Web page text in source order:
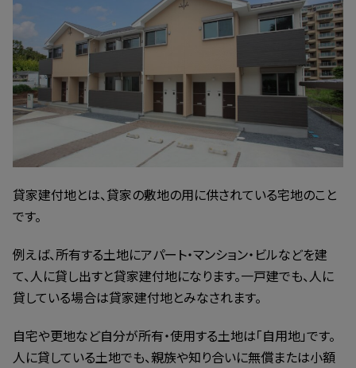
貸家建付地とは、貸家の敷地の用に供されている宅地のこと
です。
例えば、所有する土地にアパート・マンション・ビルなどを建
て、人に貸し出すと貸家建付地になります。一戸建でも、人に
貸している場合は貸家建付地とみなされます。
自宅や更地など自分が所有・使用する土地は「自用地」です。
人に貸している土地でも、親族や知り合いに無償または小額